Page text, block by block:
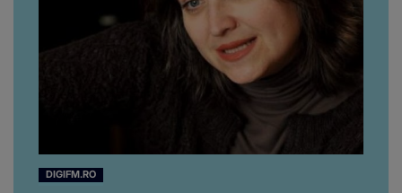
”Poate că aveam să ne
spunem, să ne...”
DIGIFM.RO